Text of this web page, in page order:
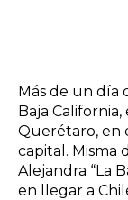
Más de un día
Baja
Querétaro, en
capital. Misma
Alejandra “La
en llegar a